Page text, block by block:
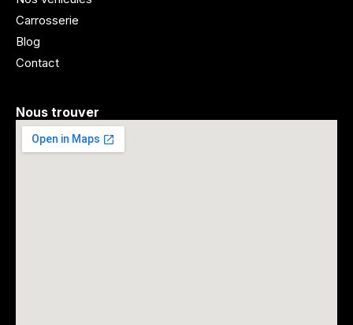
Carrosserie
Blog
Contact
Nous trouver